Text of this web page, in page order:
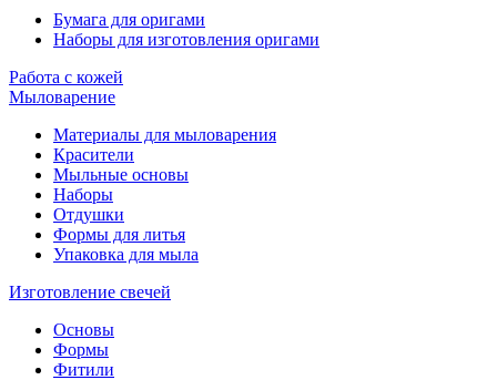
Бумага для оригами
Наборы для изготовления оригами
Работа с кожей
Мыловарение
Материалы для мыловарения
Красители
Мыльные основы
Наборы
Отдушки
Формы для литья
Упаковка для мыла
Изготовление свечей
Основы
Формы
Фитили